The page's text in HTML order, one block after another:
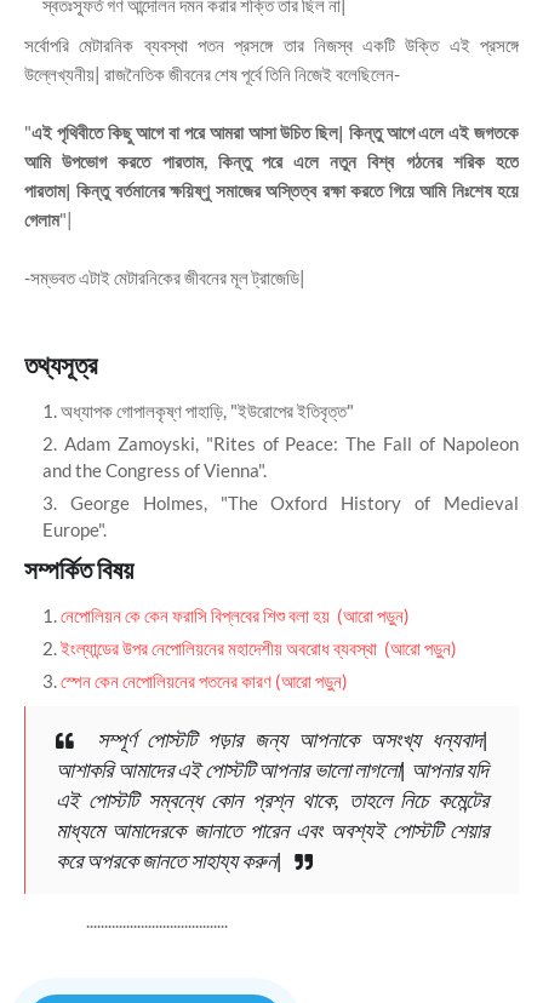
স্বতঃস্ফূর্ত গণ আন্দোলন দমন করার শক্তি তার ছিল না|
সর্বোপরি মেটারনিক ব্যবস্থা পতন প্রসঙ্গে তার নিজস্ব একটি উক্তি এই প্রসঙ্গে
উল্লেখ্যনীয়| রাজনৈতিক জীবনের শেষ পূর্বে তিনি নিজেই বলেছিলেন-
"এই পৃথিবীতে কিছু আগে বা পরে আমরা আসা উচিত ছিল| কিন্তু আগে এলে এই জগতকে
আমি উপভোগ করতে পারতাম, কিন্তু পরে এলে নতুন বিশ্ব গঠনের শরিক হতে
পারতাম| কিন্তু বর্তমানের ক্ষয়িষ্ণু সমাজের অস্তিত্ব রক্ষা করতে গিয়ে আমি নিঃশেষ হয়ে
গেলাম"|
-সম্ভবত এটাই মেটারনিকের জীবনের মূল ট্রাজেডি|
তথ্যসূত্র
অধ্যাপক গোপালকৃষ্ণ পাহাড়ি, "ইউরোপের ইতিবৃত্ত"
Adam Zamoyski, "Rites of Peace: The Fall of Napoleon
and the Congress of Vienna".
George Holmes, "The Oxford History of Medieval
Europe".
সম্পর্কিত বিষয়
নেপোলিয়ন কে কেন ফরাসি বিপ্লবের শিশু বলা হয় (আরো পড়ুন)
ইংল্যান্ডের উপর নেপোলিয়নের মহাদেশীয় অবরোধ ব্যবস্থা (আরো পড়ুন)
স্পেন কেন নেপোলিয়নের পতনের কারণ (আরো পড়ুন)
সম্পূর্ণ পোস্টটি পড়ার জন্য আপনাকে অসংখ্য ধন্যবাদ|
আশাকরি আমাদের এই পোস্টটি আপনার ভালো লাগলো| আপনার যদি
এই পোস্টটি সম্বন্ধে কোন প্রশ্ন থাকে, তাহলে নিচে কমেন্টের
মাধ্যমে আমাদেরকে জানাতে পারেন এবং অবশ্যই পোস্টটি শেয়ার
করে অপরকে জানতে সাহায্য করুন|
.......................................